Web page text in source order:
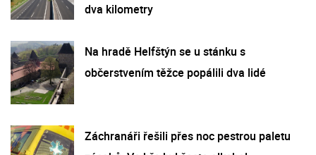
dva kilometry
Na hradě Helfštýn se u stánku s
občerstvením těžce popálili dva lidé
Záchranáři řešili přes noc pestrou paletu